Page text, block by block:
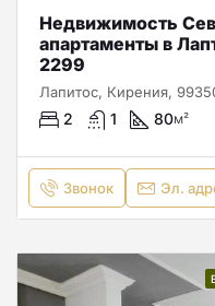
Недвижимость
апартаменты в
2299
Лапитос, Кирения,
2 1 80м²
Звонок Эл.